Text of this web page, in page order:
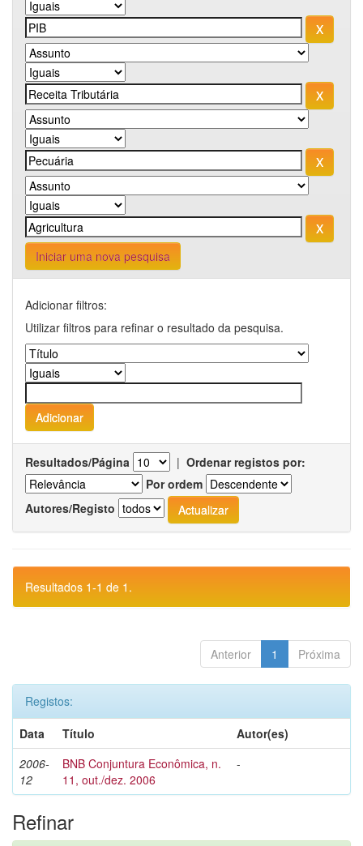
Iniciar uma nova pesquisa
Adicionar filtros:
Utilizar filtros para refinar o resultado da pesquisa.
Resultados/Página | Ordenar registos por:
Por ordem
Autores/Registo
Resultados 1-1 de 1.
Anterior 1 Próxima
Registos:
Data
Título
Autor(es)
2006-
12
BNB Conjuntura Econômica, n.
11, out./dez. 2006
-
Refinar